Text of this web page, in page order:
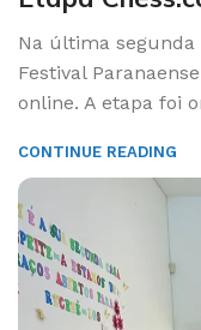
Na última
Festival
online. A etapa foi
CONTINUE READING